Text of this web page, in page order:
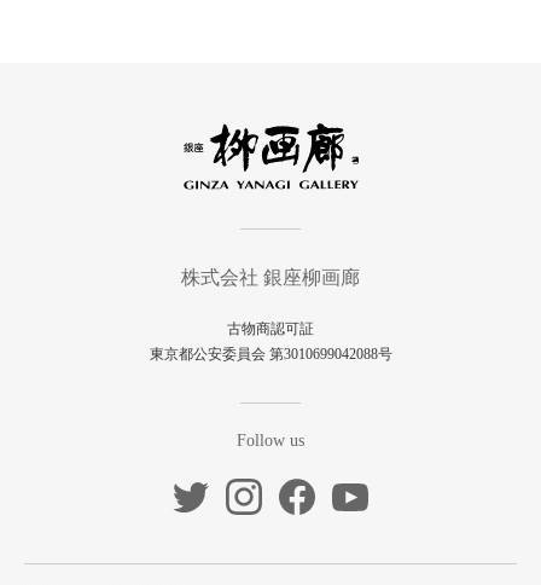
株式会社 銀座柳画廊
古物商認可証
東京都公安委員会 第3010699042088号
Follow us